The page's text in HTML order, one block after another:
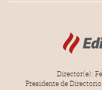
Director(e):
Presidente de